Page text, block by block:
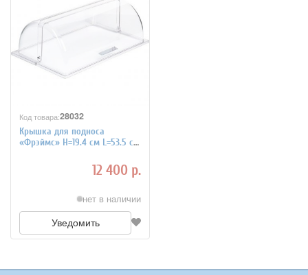
Код товара:28032
Крышка для подноса
«Фрэймс» H=19.4 см L=53.5 см
12 400 р.
нет в наличии
Уведомить